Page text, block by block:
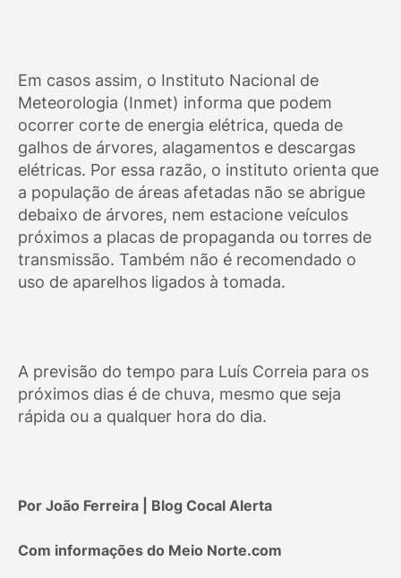
Em casos assim, o Instituto Nacional de
Meteorologia (Inmet) informa que podem
ocorrer corte de energia elétrica, queda de
galhos de árvores, alagamentos e descargas
elétricas. Por essa razão, o instituto orienta que
a população de áreas afetadas não se abrigue
debaixo de árvores, nem estacione veículos
próximos a placas de propaganda ou torres de
transmissão. Também não é recomendado o
uso de aparelhos ligados à tomada.
A previsão do tempo para Luís Correia para os
próximos dias é de chuva, mesmo que seja
rápida ou a qualquer hora do dia.
Por João Ferreira | Blog Cocal Alerta
Com informações do Meio Norte.com